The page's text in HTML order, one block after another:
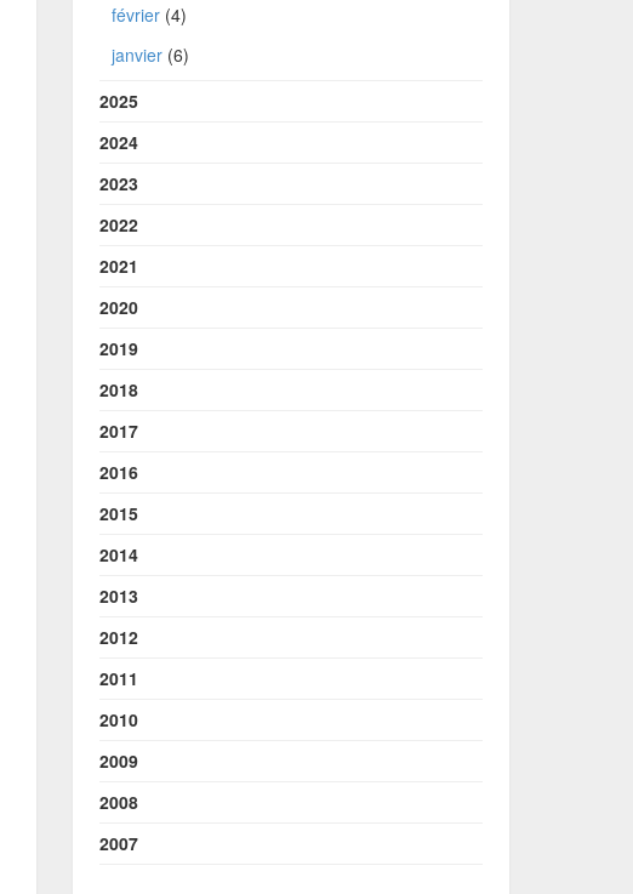
février(4)
janvier(6)
2025
2024
2023
2022
2021
2020
2019
2018
2017
2016
2015
2014
2013
2012
2011
2010
2009
2008
2007